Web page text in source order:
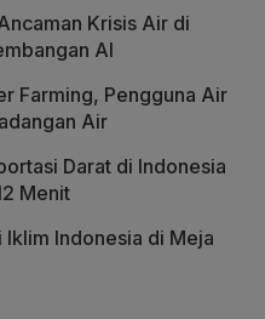
Krisis Air di
AI
Farming, Pengguna Air
Air
Darat di Indonesia
Menit
Iklim Indonesia di Meja